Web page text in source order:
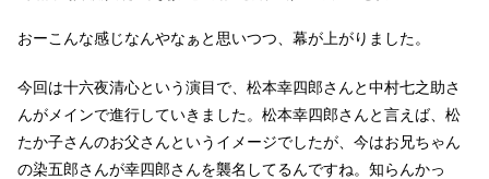
おーこんな感じなんやなぁと思いつつ、幕が上がりました。
今回は十六夜清心という演目で、松本幸四郎さんと中村七之助さ
んがメインで進行していきました。松本幸四郎さんと言えば、松
たか子さんのお父さんというイメージでしたが、今はお兄ちゃん
の染五郎さんが幸四郎さんを襲名してるんですね。知らんかっ